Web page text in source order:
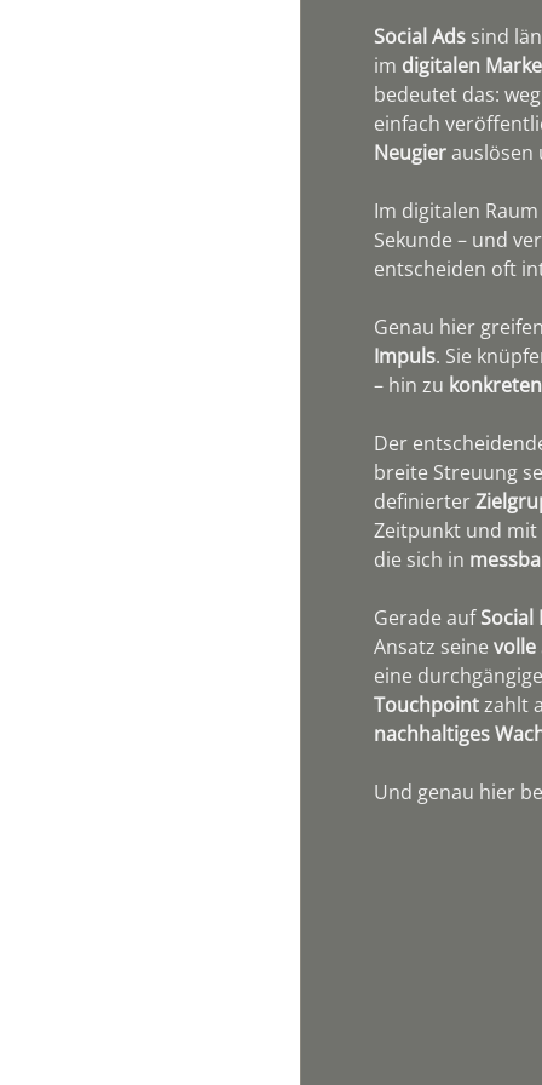
Social Ads sind
im digitalen
bedeutet das:
einfach
Neugier
Im digitalen
Sekunde – und
entscheiden oft
Genau hier
Impuls. Sie
– hin zu
Der
breite Streuung
definierter
Zeitpunkt und
die sich in
Gerade auf Social
Ansatz seine volle
eine
Touchpoint zahlt
nachhaltiges
Und genau hier